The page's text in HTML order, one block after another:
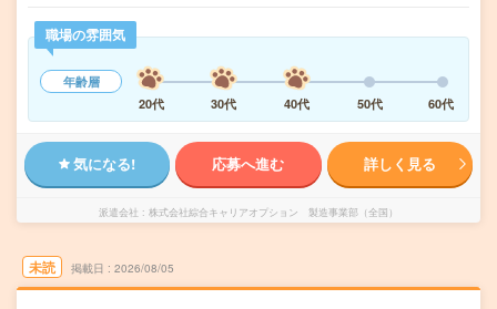
職場の雰囲気
年齢層
20代
30代 40代 50代 60代
気になる! 応募へ進む 詳しく見る
派遣会社 株式会社綜合キャリアオプション 製造事業部（全国）
未読 掲載日 2026/08/05